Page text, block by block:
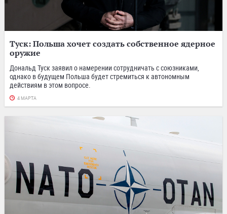
Туск: Польша хочет создать собственное ядерное
оружие
Дональд Туск заявил о намерении сотрудничать с союзниками,
однако в будущем Польша будет стремиться к автономным
действиям в этом вопросе.
4 МАРТА